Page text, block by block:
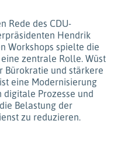
Rede des CDU-
Hendrik
Workshops spielte die
zentrale Rolle. Wüst
und stärkere
eine Modernisierung
Prozesse und
Belastung der
zu reduzieren.